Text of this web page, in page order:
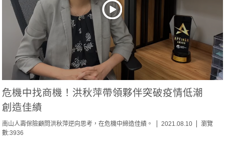
危機中找商機！洪秋萍帶領夥伴突破疫情低潮
創造佳績
南山人壽保險顧問洪秋萍逆向思考，在危機中締造佳績。 2021.08.10
瀏覽
數:3936